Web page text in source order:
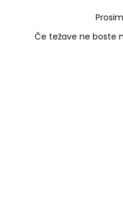
Če težave ne boste